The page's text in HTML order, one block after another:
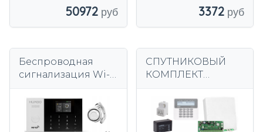
50972 3372
Беспроводная
сигнализация Wi-
комплект
сигнализации
HUXGO HXA005
СПУТНИКОВЫЙ
КОМПЛЕКТ
PERFECTA 16 GSM
МОДУЛЬ 8 ДАТЧИК
ДВИЖЕНИЯ